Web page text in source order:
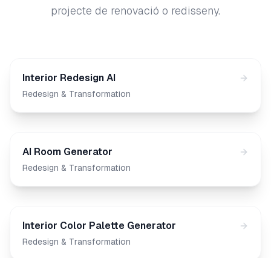
projecte de renovació o redisseny.
Interior Redesign AI
Redesign & Transformation
AI Room Generator
Redesign & Transformation
Interior Color Palette Generator
Redesign & Transformation